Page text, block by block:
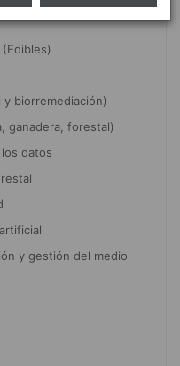
biorremediación)
ganadera, forestal)
datos
y gestión del medio